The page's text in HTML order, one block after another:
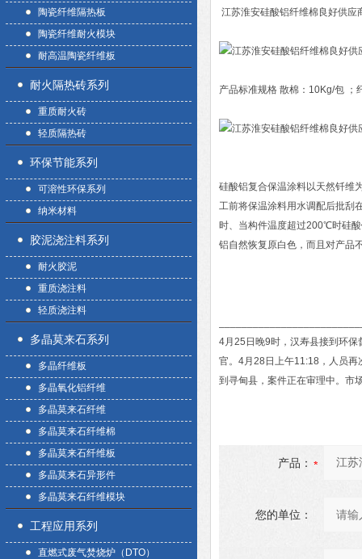
陶瓷纤维隔热板
陶瓷纤维耐火模块
耐高温陶瓷纤维板
耐火隔热砖系列
重质耐火砖
轻质隔热砖
环保节能系列
可溶性环保系列
纳米材料
胶泥浇注料系列
耐火胶泥
重质浇注料
轻质浇注料
多晶莫来石系列
多晶纤维板
多晶氧化铝纤维
多晶莫来石纤维
多晶莫来石纤维棉
多晶莫来石纤维板
多晶莫来石异形件
多晶莫来石纤维模块
工程应用系列
直燃式废气焚烧炉（DTO）
江苏淮安硅酸铝纤维棉良好供应
产品标准规格 散棉：10Kg/包
硅酸铝复合保温涂料以天然钎维
工前将保温涂料用水调配后批刮
时、当构件温度超过200℃时硅
铝自然恢复原白色，而且对产品
4月25日晚9时，汉寿县接到环
官。4月28日上午11:18，人员再
到寻甸县，案件正在审理中。市
产品：
您的单位：